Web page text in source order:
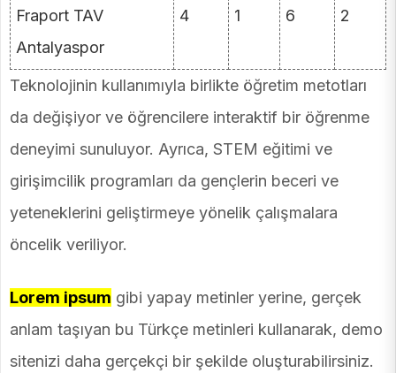
Fraport TAV
Antalyaspor
4 1 6 2
Teknolojinin kullanımıyla birlikte öğretim metotları
da değişiyor ve öğrencilere interaktif bir öğrenme
deneyimi sunuluyor. Ayrıca, STEM eğitimi ve
girişimcilik programları da gençlerin beceri ve
yeteneklerini geliştirmeye yönelik çalışmalara
öncelik veriliyor.
Lorem ipsum gibi yapay metinler yerine, gerçek
anlam taşıyan bu Türkçe metinleri kullanarak, demo
sitenizi daha gerçekçi bir şekilde oluşturabilirsiniz.